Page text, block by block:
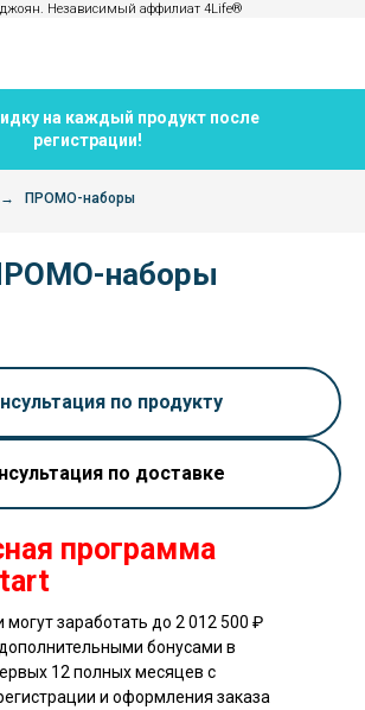
Независимый аффилиат 4Life®
на каждый продукт после
регистрации!
→ ПРОМО-наборы
наборы
по продукту
по доставке
программа
могут заработать до 2 012 500 ₽
бонусами в
12 полных месяцев с
и оформления заказа